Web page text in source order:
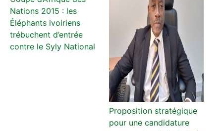
Nations 2015 : les
Éléphants ivoiriens
trébuchent d’entrée
contre le Syly National
Proposition stratégique
pour une candidature